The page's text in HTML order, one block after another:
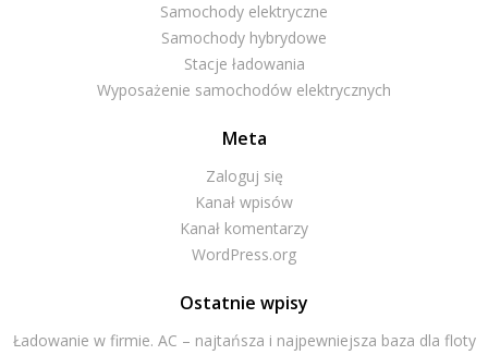
Samochody elektryczne
Samochody hybrydowe
Stacje ładowania
Wyposażenie samochodów elektrycznych
Meta
Zaloguj się
Kanał wpisów
Kanał komentarzy
WordPress.org
Ostatnie wpisy
Ładowanie w firmie. AC – najtańsza i najpewniejsza baza dla floty